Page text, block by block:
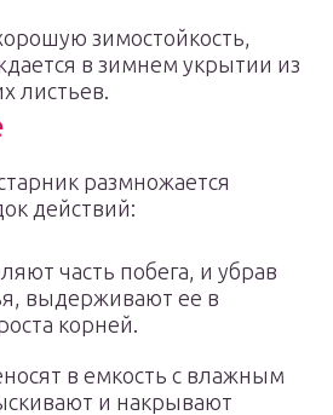
зимостойкость,
в зимнем укрытии из
листьев.
размножается
действий:
часть побега, и убрав
выдерживают ее в
корней.
в емкость с влажным
и накрывают